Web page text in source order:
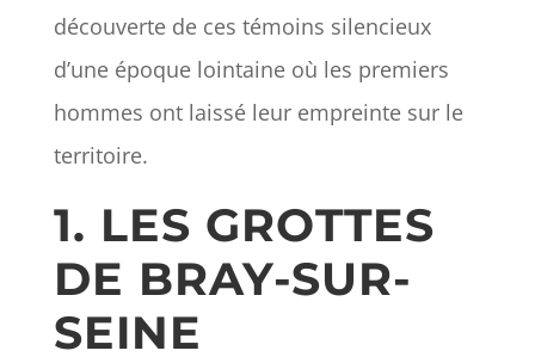
découverte de ces témoins silencieux
d’une époque lointaine où les premiers
hommes ont laissé leur empreinte sur le
territoire.
1. LES GROTTES
DE BRAY-SUR-
SEINE